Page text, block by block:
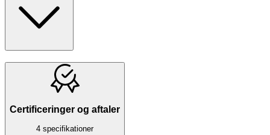
Certificeringer og aftaler
4 specifikationer